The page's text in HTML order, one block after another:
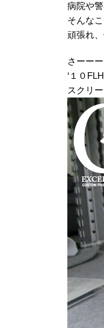
病院や
そんな
頑張れ
さーーー
‘１０
スクリ